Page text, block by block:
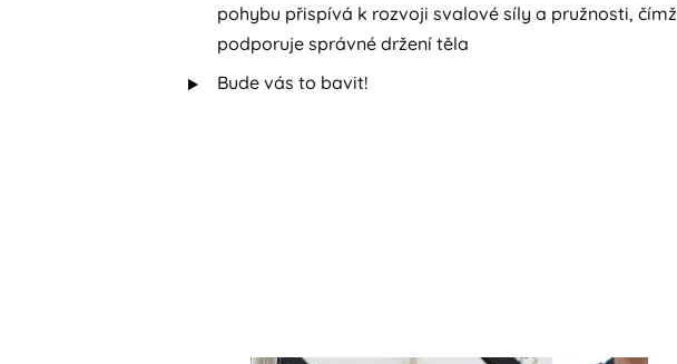
pohybu přispívá k rozvoji svalové síly a pružnosti, čímž
podporuje správné držení těla
Bude vás to bavit!